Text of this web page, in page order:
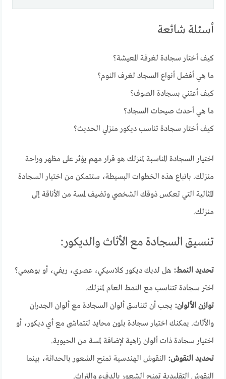
أسئلة شائعة
كيف أختار سجادة لغرفة المعيشة؟
ما هي أفضل أنواع السجاد لغرف النوم؟
كيف أعتني بسجادة الصوف؟
ما هي أحدث صيحات السجاد؟
كيف أختار سجادة تناسب ديكور منزلي الحديث؟
اختيار السجادة المناسبة لمنزلك هو قرار مهم يؤثر على مظهر وراحة
منزلك. باتباع هذه الخطوات البسيطة، ستتمكن من اختيار السجادة
المثالية التي تعكس ذوقك الشخصي وتضيف لمسة من الأناقة إلى
منزلك.
تنسيق السجادة مع الأثاث والديكور:
تحديد النمط: هل لديك ديكور كلاسيكي، عصري، ريفي، أو بوهيمي؟
اختر سجادة تتناسب مع النمط العام لمنزلك.
توازن الألوان: يجب أن تتناسق ألوان السجادة مع ألوان الجدران
والأثاث. يمكنك اختيار سجادة بلون محايد لتتماشى مع أي ديكور، أو
اختيار سجادة ذات ألوان زاهية لإضافة لمسة من الحيوية.
تحديد النقوش: النقوش الهندسية تمنح الشعور بالحداثة، بينما
النقوش التقليدية تمنح الشعور بالدفء والتراث.